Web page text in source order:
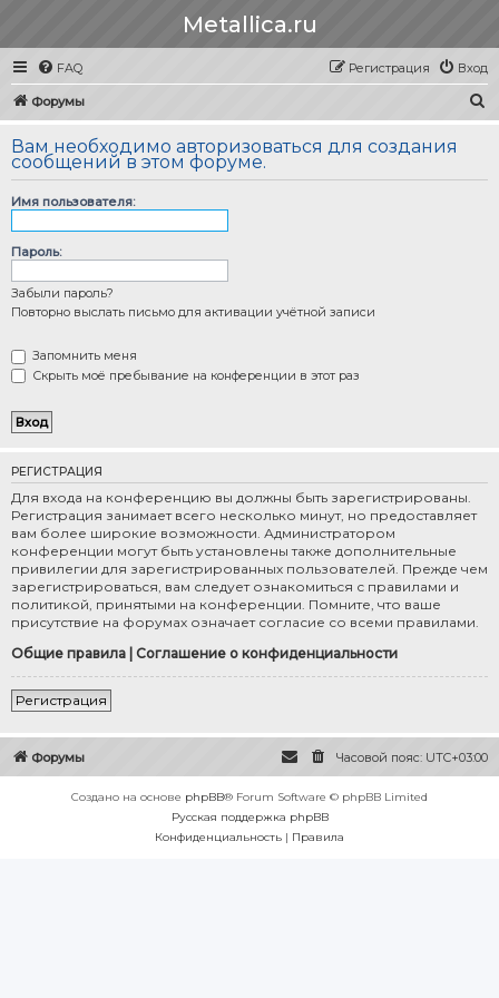
Metallica.ru
FAQ Вход
Регистрация
Форумы
с
Вам необходимо авторизоваться для создания
сообщений в этом форуме.
Имя пользователя:
Пароль:
Забыли пароль?
Повторно выслать письмо для активации учётной записи
Запомнить меня
Скрыть моё пребывание на конференции в этот раз
РЕГИСТРАЦИЯ
Для входа на конференцию вы должны быть зарегистрированы.
Регистрация занимает всего несколько минут, но предоставляет
вам более широкие возможности. Администратором
конференции могут быть установлены также дополнительные
привилегии для зарегистрированных пользователей. Прежде чем
зарегистрироваться, вам следует ознакомиться с правилами и
политикой, принятыми на конференции. Помните, что ваше
присутствие на форумах означает согласие со всеми правилами.
Общие правила Соглашение о конфиденциальности
Регистрация
Форумы Часовой пояс: UTC+03:00
Создано на основе phpBB® Forum Software © phpBB Limited
Русская поддержка phpBB
Конфиденциальность | Правила